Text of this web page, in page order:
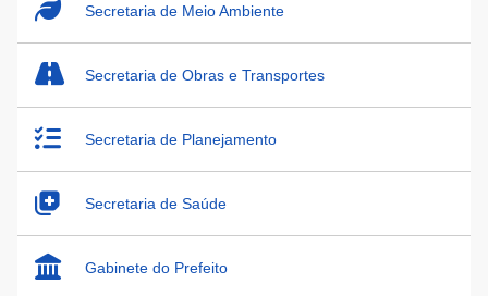
Secretaria de Meio Ambiente
Secretaria de Obras e Transportes
Secretaria de Planejamento
Secretaria de Saúde
Gabinete do Prefeito